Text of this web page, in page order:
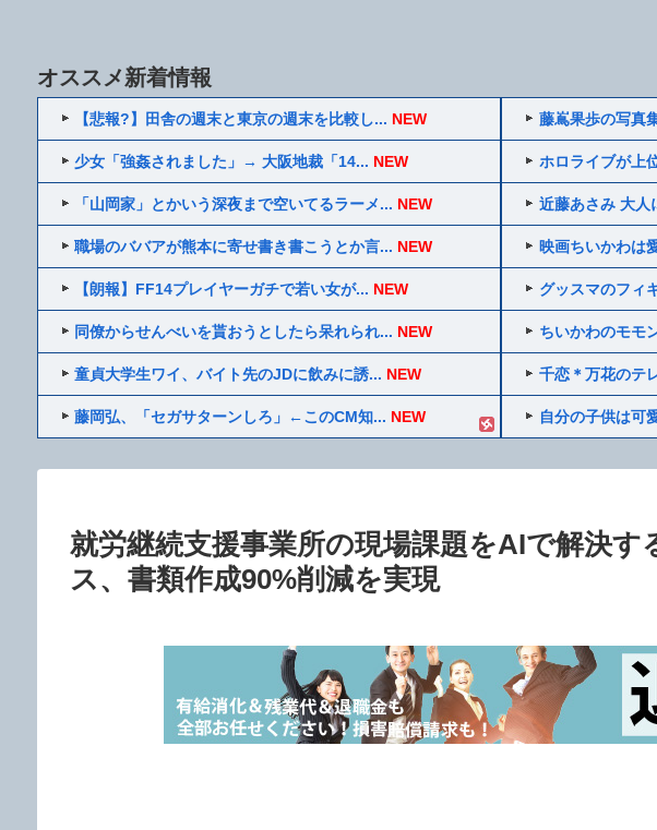
オススメ新着情報
【悲報?】田舎の週末と東京の週末を比較し... NEW
少女「強姦されました」→ 大阪地裁「14... NEW
「山岡家」とかいう深夜まで空いてるラーメ... NEW
職場のババアが熊本に寄せ書き書こうとか言... NEW
【朗報】FF14プレイヤーガチで若い女が... NEW
同僚からせんべいを貰おうとしたら呆れられ... NEW
童貞大学生ワイ、バイト先のJDに飲みに誘... NEW
藤岡弘、「セガサターンしろ」←このCM知... NEW
藤嶌果歩の写真
ホロライブが上
近藤あさみ 大人
映画ちいかわは
グッスマのフィ
ちいかわのモモ
千恋＊万花のテ
自分の子供は可
就労継続支援事業所の現場課題をAIで解決
ス、書類作成90%削減を実現